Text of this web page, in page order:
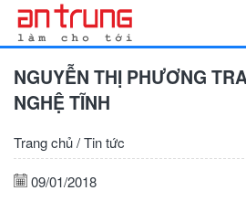
NGUYỄN THỊ PHƯƠNG
NGHỆ TĨNH
Trang chủ/Tin tức
09/01/2018